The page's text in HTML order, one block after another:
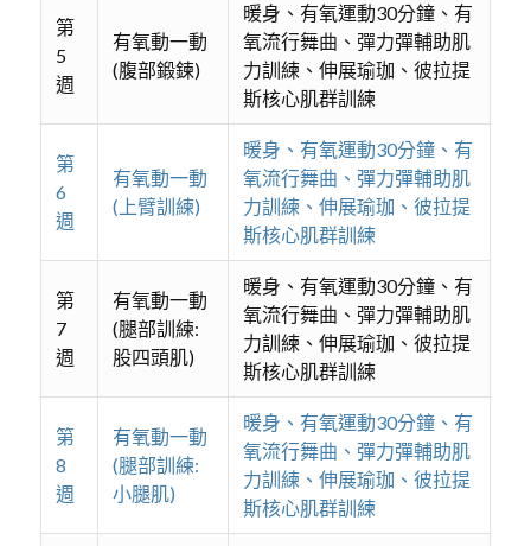
第
5
週
有氧動一動
(腹部鍛鍊)
暖身、有氧運動30分鐘、有
氧流行舞曲、彈力彈輔助肌
力訓練、伸展瑜珈、彼拉提
斯核心肌群訓練
第
6
週
有氧動一動
(上臂訓練)
暖身、有氧運動30分鐘、有
氧流行舞曲、彈力彈輔助肌
力訓練、伸展瑜珈、彼拉提
斯核心肌群訓練
第
7
週
有氧動一動
(腿部訓練:
股四頭肌)
暖身、有氧運動30分鐘、有
氧流行舞曲、彈力彈輔助肌
力訓練、伸展瑜珈、彼拉提
斯核心肌群訓練
第
8
週
有氧動一動
(腿部訓練:
小腿肌)
暖身、有氧運動30分鐘、有
氧流行舞曲、彈力彈輔助肌
力訓練、伸展瑜珈、彼拉提
斯核心肌群訓練